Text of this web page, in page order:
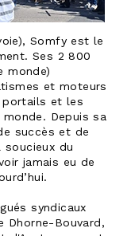
Somfy est le
Ses 2 800
monde)
et moteurs
et les
Depuis sa
succès et de
du
jamais eu de
syndicaux
Dhorne-Bouvard,